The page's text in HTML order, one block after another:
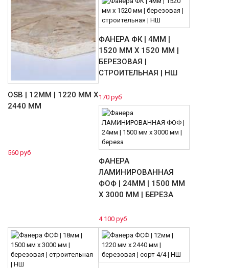
OSB | 12ММ | 1220 ММ Х
2440 ММ
560 руб
ФАНЕРА ФК | 4ММ |
1520 ММ Х 1520 ММ |
БЕРЕЗОВАЯ |
СТРОИТЕЛЬНАЯ | НШ
170 руб
ФАНЕРА
ЛАМИНИРОВАННАЯ
ФОФ | 24ММ | 1500 ММ
Х 3000 ММ | БЕРЕЗА
4 100 руб